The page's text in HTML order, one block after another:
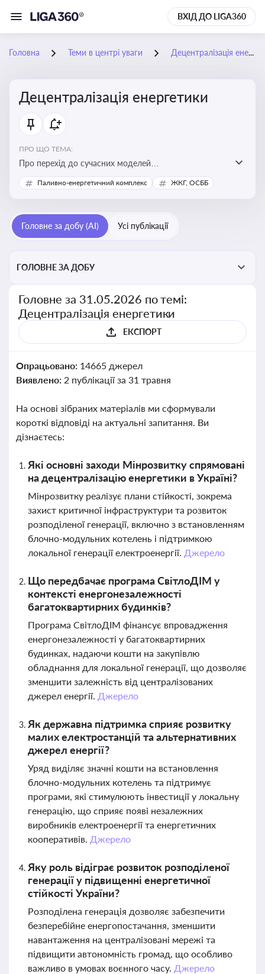
ВХІД ДО LIGA360
Головна Теми в центрі уваги Децентралізація енергетики
Децентралізація енергетики
ПРО ЩО ТЕМА:
Про перехід до сучасних моделей
енергозабезпечення, де виробництво електроенергії
здійснюється ближче до споживача. Це важливо для
втрат при транспортуванні енергії та стимулювання
розвитку відновлюваних джерел
Паливно-енергетичний комплекс ЖКГ, ОСББ
Головне за добу (AI) Усі публікації
ГОЛОВНЕ ЗА ДОБУ
Головне за 31.05.2026 по темі:
Децентралізація енергетики
ЕКСПОРТ
Опрацьовано: 14665 джерел
Виявлено: 2 публікації за 31 травня
На основі зібраних матеріалів ми сформували
короткі відповіді на актуальні запитання. Ви
дізнаєтесь:
Які основні заходи Мінрозвитку спрямовані
на децентралізацію енергетики в Україні?
Мінрозвитку реалізує плани стійкості, зокрема
захист критичної інфраструктури та розвиток
розподіленої генерації, включно з встановленням
блочно-модульних котелень і підтримкою
локальної генерації електроенергії. Джерело
Що передбачає програма СвітлоДІМ у
контексті енергонезалежності
багатоквартирних будинків?
Програма СвітлоДІМ фінансує впровадження
енергонезалежності у багатоквартирних
будинках, надаючи кошти на закупівлю
обладнання для локальної генерації, що дозволяє
зменшити залежність від централізованих
джерел енергії. Джерело
Як державна підтримка сприяє розвитку
малих електростанцій та альтернативних
джерел енергії?
Уряд виділяє значні кошти на встановлення
блочно-модульних котелень та підтримує
програми, які стимулюють інвестиції у локальну
генерацію, що сприяє появі незалежних
виробників електроенергії та енергетичних
кооперативів. Джерело
Яку роль відіграє розвиток розподіленої
генерації у підвищенні енергетичної
стійкості України?
Розподілена генерація дозволяє забезпечити
безперебійне енергопостачання, зменшити
навантаження на централізовані мережі та
підвищити автономність громад, що особливо
важливо в умовах воєнного часу. Джерело